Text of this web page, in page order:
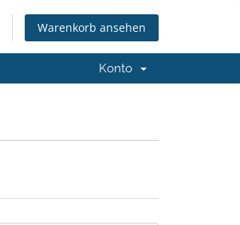
Warenkorb ansehen
Konto